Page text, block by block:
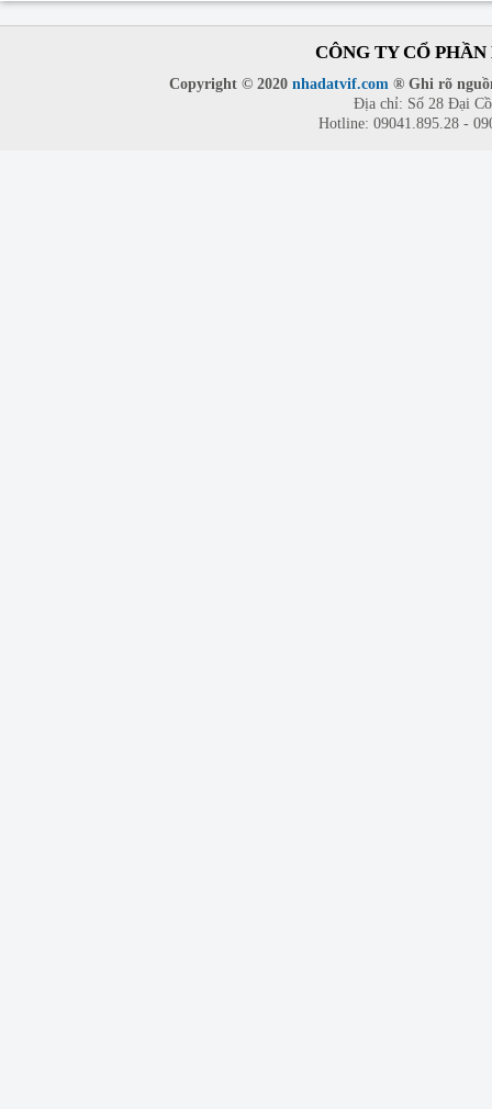
CÔNG TY CỔ
Copyright © 2020 nhadatvif.com ® Ghi rõ
Địa chỉ: Số 28 Đại
Hotline: 09041.895.28 -